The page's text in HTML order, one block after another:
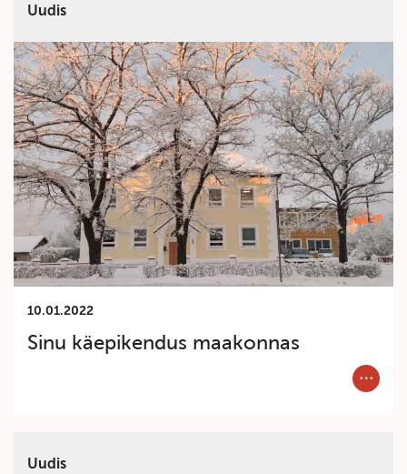
Uudis
Category
10.01.2022
Sinu käepikendus maakonnas
Uudis